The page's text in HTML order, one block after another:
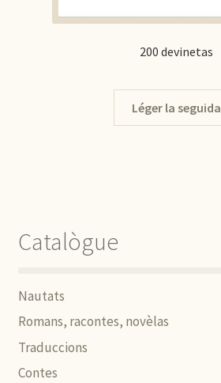
200 devinetas
Léger la seguida
Catalògue
Nautats
Romans, racontes, novèlas
Traduccions
Contes